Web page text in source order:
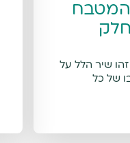
המטבח
שיר הלל על
של כל